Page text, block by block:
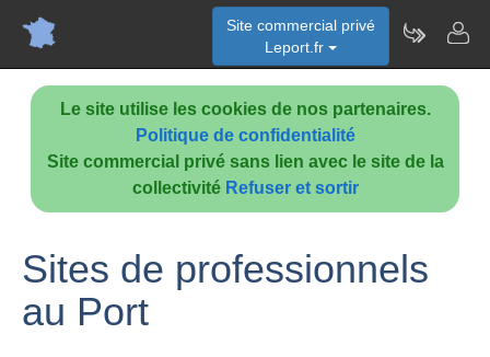
Le site utilise les cookies de nos partenaires.
Politique de confidentialité
Site commercial privé sans lien avec le site de la
collectivité Refuser et sortir
Site commercial privé
Leport.fr
Sites de professionnels
au Port